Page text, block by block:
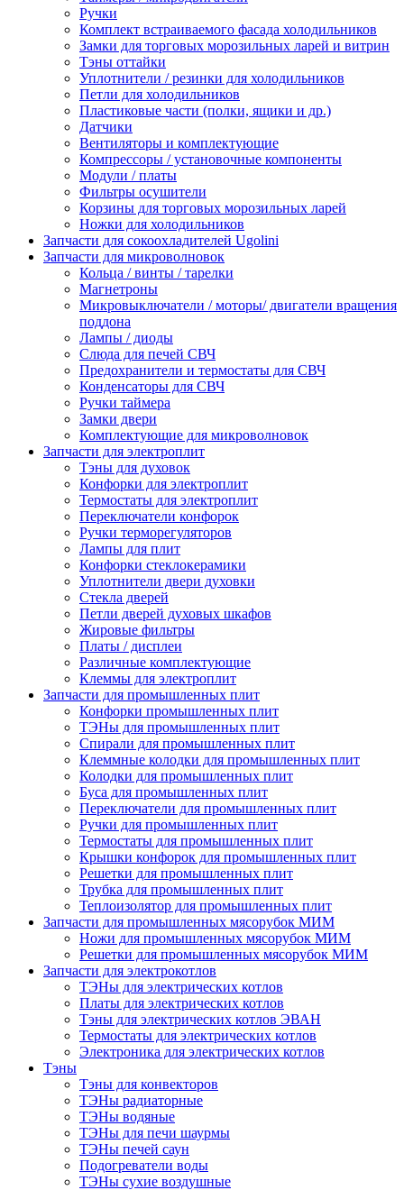
Ручки
Комплект встраиваемого фасада холодильников
Замки для торговых морозильных ларей и витрин
Тэны оттайки
Уплотнители / резинки для холодильников
Петли для холодильников
Пластиковые части (полки, ящики и др.)
Датчики
Вентиляторы и комплектующие
Компрессоры / установочные компоненты
Модули / платы
Фильтры осушители
Корзины для торговых морозильных ларей
Ножки для холодильников
Запчасти для сокоохладителей Ugolini
Запчасти для микроволновок
Кольца / винты / тарелки
Магнетроны
Микровыключатели / моторы/ двигатели вращения
поддона
Лампы / диоды
Слюда для печей СВЧ
Предохранители и термостаты для СВЧ
Конденсаторы для СВЧ
Ручки таймера
Замки двери
Комплектующие для микроволновок
Запчасти для электроплит
Тэны для духовок
Конфорки для электроплит
Термостаты для электроплит
Переключатели конфорок
Ручки терморегуляторов
Лампы для плит
Конфорки стеклокерамики
Уплотнители двери духовки
Стекла дверей
Петли дверей духовых шкафов
Жировые фильтры
Платы / дисплеи
Различные комплектующие
Клеммы для электроплит
Запчасти для промышленных плит
Конфорки промышленных плит
ТЭНы для промышленных плит
Спирали для промышленных плит
Клеммные колодки для промышленных плит
Колодки для промышленных плит
Буса для промышленных плит
Переключатели для промышленных плит
Ручки для промышленных плит
Термостаты для промышленных плит
Крышки конфорок для промышленных плит
Решетки для промышленных плит
Трубка для промышленных плит
Теплоизолятор для промышленных плит
Запчасти для промышленных мясорубок МИМ
Ножи для промышленных мясорубок МИМ
Решетки для промышленных мясорубок МИМ
Запчасти для электрокотлов
ТЭНы для электрических котлов
Платы для электрических котлов
Тэны для электрических котлов ЭВАН
Термостаты для электрических котлов
Электроника для электрических котлов
Тэны
Тэны для конвекторов
ТЭНы радиаторные
ТЭНы водяные
ТЭНы для печи шаурмы
ТЭНы печей саун
Подогреватели воды
ТЭНы сухие воздушные